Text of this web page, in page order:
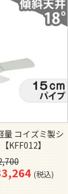
量 コイズミ製シ
KFF012】
税込